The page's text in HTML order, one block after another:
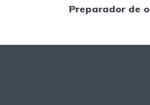
Preparador de